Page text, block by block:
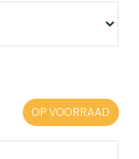
OP VOORRAAD